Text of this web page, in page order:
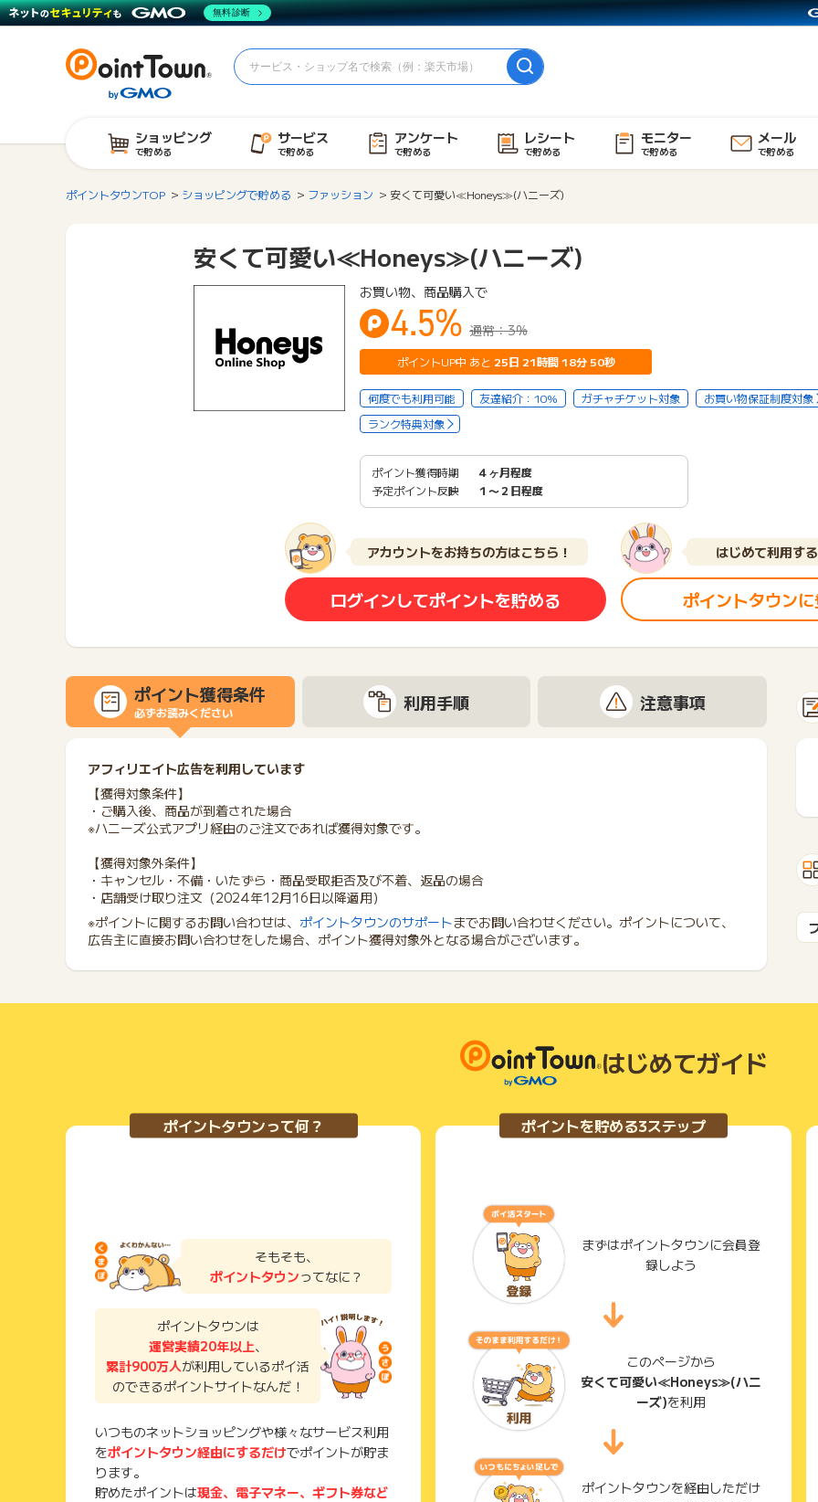
ショッピング
で貯める
サービス
で貯める
アンケート
で貯める
レシート
で貯める
モニター
で貯める
メール
で貯める
ポイントタウンTOP ショッピングで貯める ファッション 安くて可愛い≪Honeys≫(ハニーズ)
安くて可愛い≪Honeys≫(ハニーズ)
お買い物、商品購入で
4.5% 通常：3%
ポイントUP中 あと 25日 21時間18分 49秒
何度でも利用可能 友達紹介：10% ガチャチケット対象
お買い物保証制度対象
ランク特典対象
ポイント獲得時期
４ヶ月程度
予定ポイント反映
１〜２日程度
アカウントをお持ちの方はこちら！
ログインしてポイントを貯める
はじめて利用す
ポイントタウン
ポイント獲得条件
必ずお読みください 利用手順 注意事項
アフィリエイト広告を利用しています
【獲得対象条件】
・ご購入後、商品が到着された場合
※ハニーズ公式アプリ経由のご注文であれば獲得対象です。
【獲得対象外条件】
・キャンセル・不備・いたずら・商品受取拒否及び不着、返品の場合
・店舗受け取り注文（2024年12月16日以降適用）
※ポイントに関するお問い合わせは、 ポイントタウンのサポートまでお問い合わせください。ポイントについて、
広告主に直接お問い合わせをした場合、ポイント獲得対象外となる場合がございます。
はじめてガイド
ポイントタウンって何？
そもそも、
ポイントタウンってなに？
ポイントタウンは
運営実績20年以上、
累計900万人が利用しているポイ活
のできるポイントサイトなんだ！
いつものネットショッピングや様々なサービス利用
をポイントタウン経由にするだけでポイントが貯ま
ります。
貯めたポイントは現金、電子マネー、ギフト券など
ポイントを貯める3ステップ
まずはポイントタウンに会員登
録しよう
このページから
安くて可愛い≪Honeys≫(ハニ
ーズ)を利用
ポイントタウンを経由しただけ
無料診断